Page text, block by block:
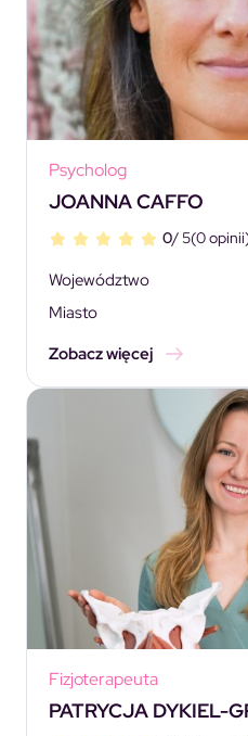
Psycholog
JOANNA CAFFO
0/ 5(0
Województwo
Miasto
Zobacz więcej
Fizjoterapeuta
PATRYCJA DYKIEL-